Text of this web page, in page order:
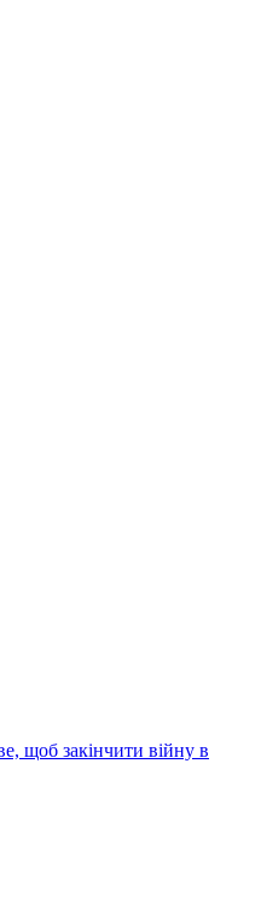
щоб закінчити війну в